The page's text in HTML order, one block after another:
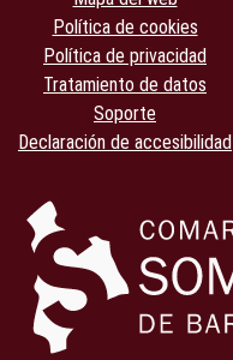
Política de cookies
Política de privacidad
Tratamiento de datos
Soporte
Declaración de accesibilidad